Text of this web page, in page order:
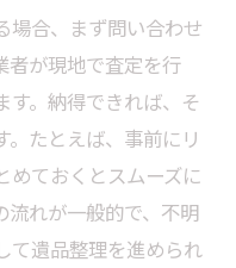
場合、まず問い合わせ
者が現地で査定を行
す。納得できれば、そ
。たとえば、事前にリ
めておくとスムーズに
流れが一般的で、不明
て遺品整理を進められ